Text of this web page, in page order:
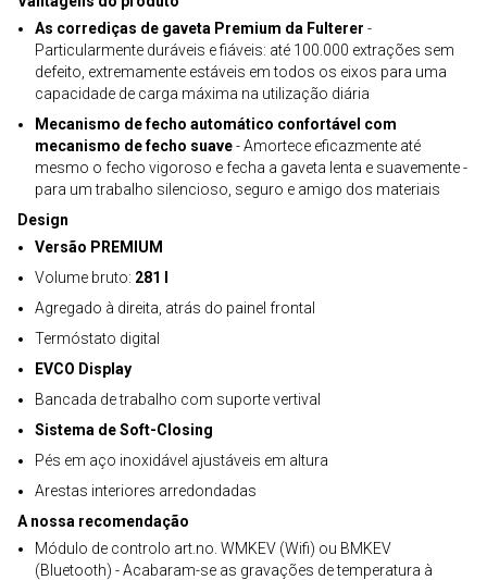
As corrediças de gaveta Premium da Fulterer -
Particularmente duráveis e fiáveis: até 100.000 extrações sem
defeito, extremamente estáveis em todos os eixos para uma
capacidade de carga máxima na utilização diária
Mecanismo de fecho automático confortável com
mecanismo de fecho suave- Amortece eficazmente até
mesmo o fecho vigoroso e fecha a gaveta lenta e suavemente -
para um trabalho silencioso, seguro e amigo dos materiais
Design
Versão PREMIUM
Volume bruto: 281 l
Agregado à direita, atrás do painel frontal
Termóstato digital
EVCO Display
Bancada de trabalho com suporte vertival
Sistema de Soft-Closing
Pés em aço inoxidável ajustáveis em altura
Arestas interiores arredondadas
A nossa recomendação
Módulo de controlo art.no. WMKEV (Wifi) ou BMKEV
(Bluetooth) - Acabaram-se as gravações de temperatura à